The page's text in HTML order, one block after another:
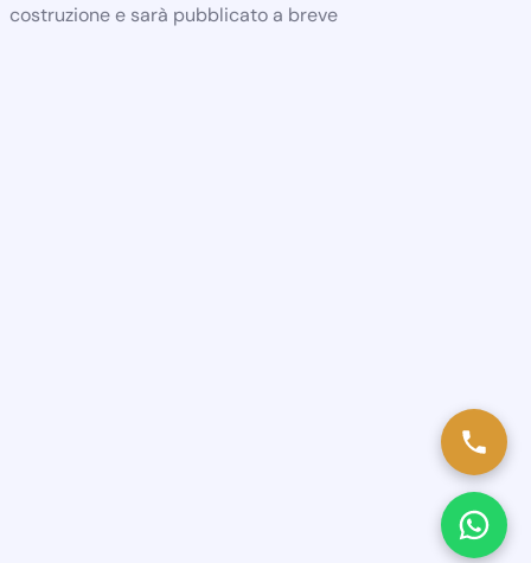
costruzione e sarà pubblicato a breve